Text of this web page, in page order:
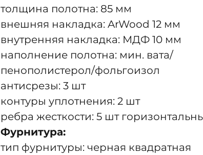
толщина полотна: 85 мм
внешняя накладка: ArWood 12 мм
внутренняя накладка: МДФ 10 мм
наполнение полотна: мин. вата/
пенополистерол/фольгоизол
антисрезы: 3 шт
контуры уплотнения: 2 шт
ребра жесткости: 5 шт
Фурнитура:
тип фурнитуры: черная квадратная